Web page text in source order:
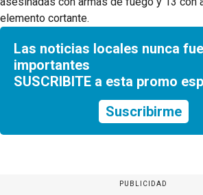
elemento cortante.
Las noticias locales nunca
importantes
SUSCRIBITE a esta promo
Suscribirme
PUBLICIDAD